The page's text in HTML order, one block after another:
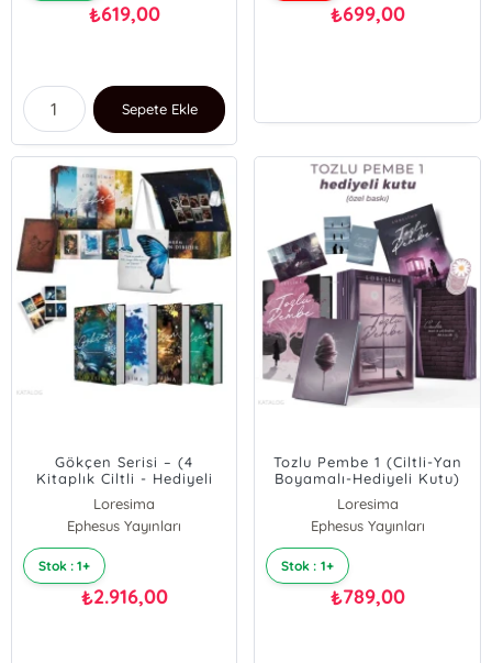
₺619,00
Sepete Ekle
₺699,00
Gökçen Serisi – (4
Kitaplık Ciltli - Hediyeli
Loresima
Ephesus Yayınları
Stok : 1+
₺2.916,00
Tozlu Pembe 1 (Ciltli-Yan
Boyamalı-Hediyeli Kutu)
Loresima
Ephesus Yayınları
Stok : 1+
₺789,00